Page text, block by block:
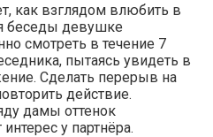
как взглядом влюбить в
беседы девушке
смотреть в течение 7
пытаясь увидеть в
Сделать перерыв на
действие.
дамы оттенок
у партнёра.